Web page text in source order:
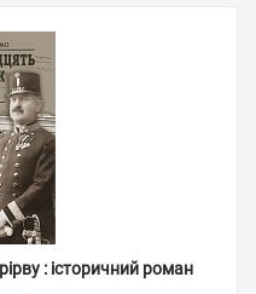
: історичний роман